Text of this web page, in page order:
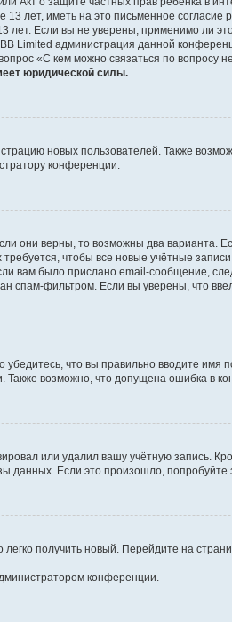
лет, иметь на это письменное
Если вы не уверены, применимо ли
Limited администрация данной
«С кем можно связаться по вопросу
юридической силы.
новых пользователей. Также
конференции.
они верны, то возможны два варианта.
чтобы все новые учётные
вам было прислано email-сообщение,
спам-фильтром. Если вы уверены, что
что вы правильно вводите
возможно, что допущена ошибка в
или удалил вашу учётную запись.
Если это произошло, попробуйте
получить новый. Перейдите на
конференции.